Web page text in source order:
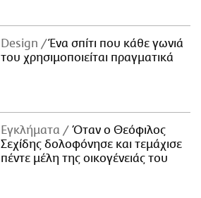
Design
Ένα σπίτι που κάθε γωνιά
του χρησιμοποιείται πραγματικά
Εγκλήματα
Όταν ο Θεόφιλος
Σεχίδης δολοφόνησε και τεμάχισε
πέντε μέλη της οικογένειάς του